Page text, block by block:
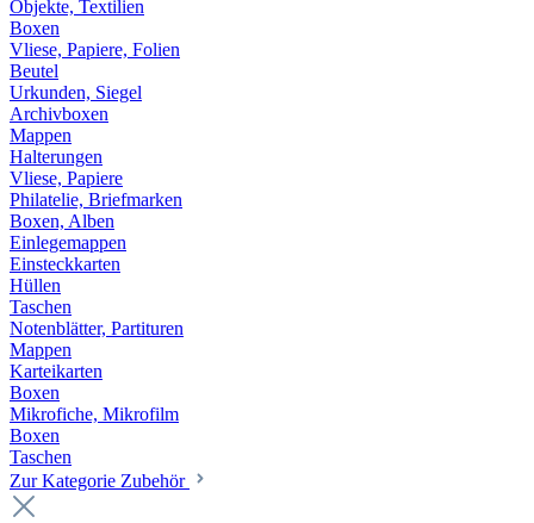
Objekte, Textilien
Boxen
Vliese, Papiere, Folien
Beutel
Urkunden, Siegel
Archivboxen
Mappen
Halterungen
Vliese, Papiere
Philatelie, Briefmarken
Boxen, Alben
Einlegemappen
Einsteckkarten
Hüllen
Taschen
Notenblätter, Partituren
Mappen
Karteikarten
Boxen
Mikrofiche, Mikrofilm
Boxen
Taschen
Zur Kategorie Zubehör